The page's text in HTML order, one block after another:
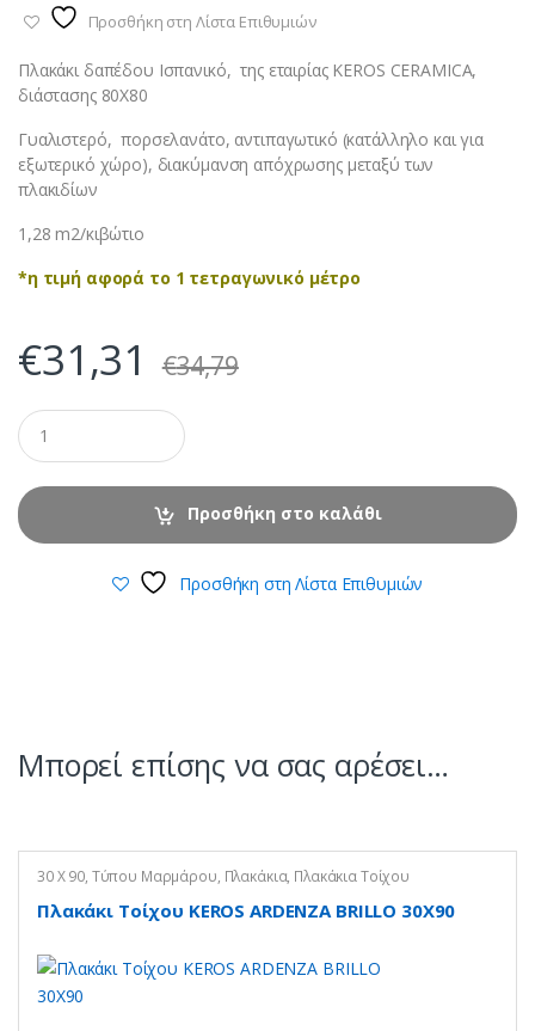
Προσθήκη στη Λίστα Επιθυμιών
Πλακάκι δαπέδου Ισπανικό, της εταιρίας KEROS CERAMICA,
διάστασης 80Χ80
Γυαλιστερό, πορσελανάτο, αντιπαγωτικό (κατάλληλο και για
εξωτερικό χώρο), διακύμανση απόχρωσης μεταξύ των
πλακιδίων
1,28 m2/κιβώτιο
*η τιμή αφορά το 1 τετραγωνικό μέτρο
€31,31 €34,79
Προσθήκη στο καλάθι
Προσθήκη στη Λίστα Επιθυμιών
Μπορεί επίσης να σας αρέσει…
30 X 90, Τύπου Μαρμάρου, Πλακάκια, Πλακάκια Τοίχου
Πλακάκι Τοίχου KEROS ARDENZA BRILLO 30X90